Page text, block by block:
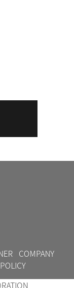
COMPANY